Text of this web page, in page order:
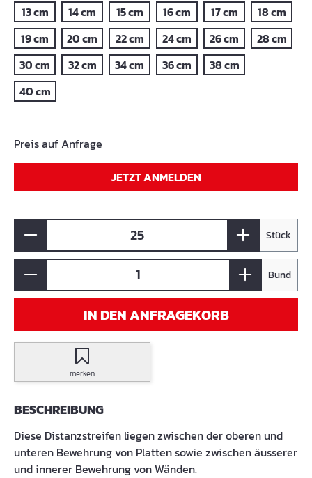
13 cm
14 cm 15 cm 16 cm 17 cm
18 cm
19 cm
20 cm 22 cm 24 cm 26 cm
28 cm
30 cm
32 cm 34 cm 36 cm
38 cm
40 cm
Preis auf Anfrage
JETZT ANMELDEN
Stück
Bund
IN DEN ANFRAGEKORB
merken
BESCHREIBUNG
Diese Distanzstreifen liegen zwischen der oberen und
unteren Bewehrung von Platten sowie zwischen äusserer
und innerer Bewehrung von Wänden.